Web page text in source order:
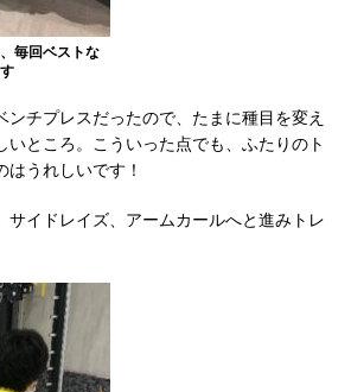
毎回ベストな
ンチプレスだったので、たまに種目を変え
いところ。こういった点でも、ふたりのト
はうれしいです！
サイドレイズ、アームカールへと進みトレ